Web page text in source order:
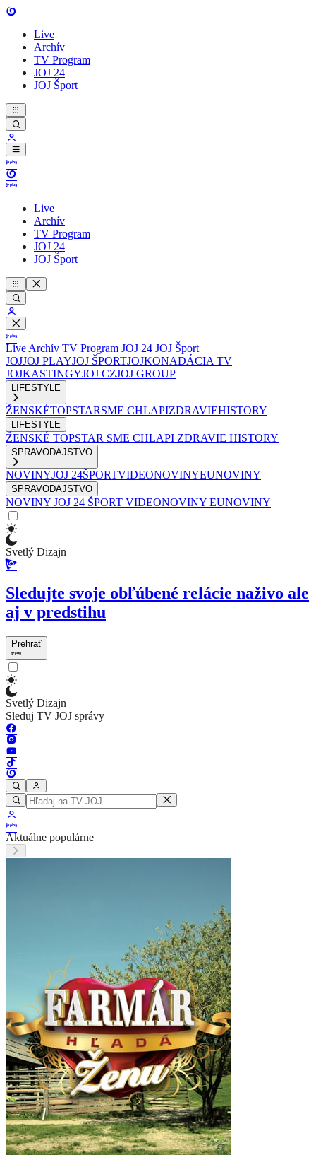
Live
Archív
TV Program
JOJ 24
JOJ Šport
Live
Archív
TV Program
JOJ 24
JOJ Šport
Live Archív TV Program JOJ 24 JOJ Šport
JOJJOJ PLAYJOJ ŠPORTJOJKONADÁCIA TV
JOJKASTINGYJOJ CZJOJ GROUP
LIFESTYLE
ŽENSKÉTOPSTARSME CHLAPIZDRAVIEHISTORY
LIFESTYLE
ŽENSKÉ TOPSTAR SME CHLAPI ZDRAVIE HISTORY
SPRAVODAJSTVO
NOVINYJOJ 24ŠPORTVIDEONOVINYEUNOVINY
SPRAVODAJSTVO
NOVINY JOJ 24 ŠPORT VIDEONOVINY EUNOVINY
Svetlý Dizajn
Sledujte svoje obľúbené relácie naživo ale
aj v predstihu
Prehrať
Svetlý Dizajn
Sleduj TV JOJ správy
Aktuálne populárne